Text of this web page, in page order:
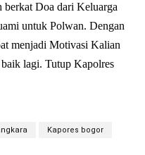
berkat Doa dari Keluarga
untuk Polwan. Dengan
menjadi Motivasi Kalian
lagi. Tutup Kapolres
Kapores bogor